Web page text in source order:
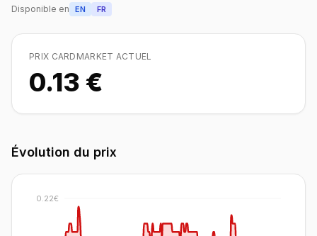
Disponible en EN FR
PRIX CARDMARKET ACTUEL
0.13 €
Évolution du prix
0.22€